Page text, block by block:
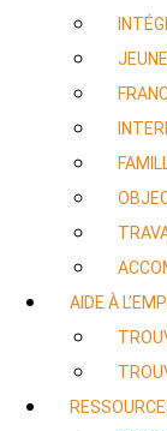
AIDE À